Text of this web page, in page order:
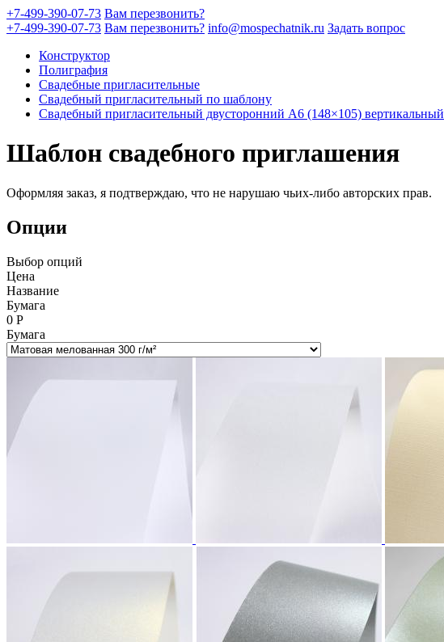
+7-499-390-07-73 Вам перезвонить?
+7-499-390-07-73 Вам перезвонить? info@mospechatnik.ru Задать вопрос
Конструктор
Полиграфия
Свадебные пригласительные
Свадебный пригласительный по шаблону
Свадебный пригласительный двусторонний A6 (148×105) вертикальный
Шаблон свадебного приглашения
Оформляя заказ, я подтверждаю, что не нарушаю чьих-либо авторских прав.
Опции
Выбор опций
Цена
Название
Бумага
0 Р
Бумага